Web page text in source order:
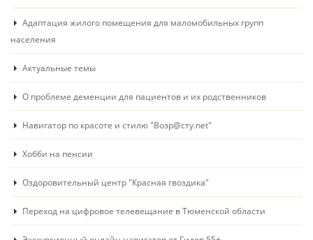
Адаптация жилого помещения для маломобильных групп
населения
Актуальные темы
О проблеме деменции для пациентов и их родственников
Навигатор по красоте и стилю "Возр@сту.net"
Хобби на пенсии
Оздоровительный центр "Красная гвоздика"
Переход на цифровое телевещание в Тюменской области